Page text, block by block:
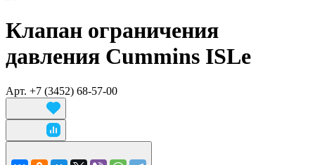
Клапан ограничения
давления Cummins ISLe
Арт. +7 (3452) 68-57-00